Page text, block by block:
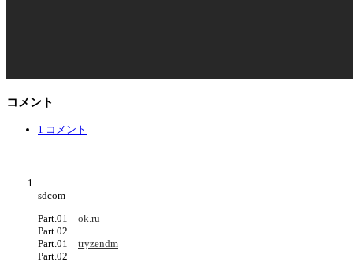
コメント
1 コメント
sdcom
Part.01 ok.ru
Part.02
Part.01 tryzendm
Part.02